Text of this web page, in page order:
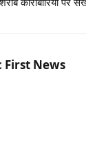
First News